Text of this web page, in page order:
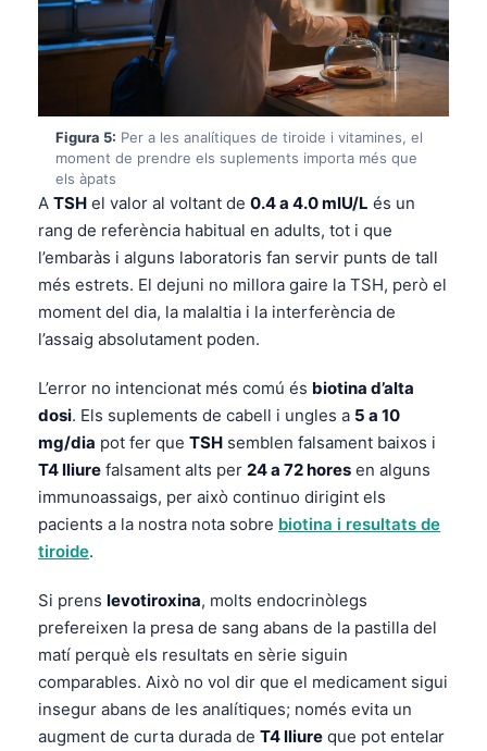
Figura 5: Per a les analítiques de tiroide i vitamines, el
moment de prendre els suplements importa més que
els àpats
A TSH el valor al voltant de 0.4 a 4.0 mIU/L és un
rang de referència habitual en adults, tot i que
l’embaràs i alguns laboratoris fan servir punts de tall
més estrets. El dejuni no millora gaire la TSH, però el
moment del dia, la malaltia i la interferència de
l’assaig absolutament poden.
L’error no intencionat més comú és biotina d’alta
dosi. Els suplements de cabell i ungles a 5 a 10
mg/dia pot fer que TSH semblen falsament baixos i
T4 lliure falsament alts per 24 a 72 hores en alguns
immunoassaigs, per això continuo dirigint els
pacients a la nostra nota sobre biotina i resultats de
tiroide.
Si prens levotiroxina, molts endocrinòlegs
prefereixen la presa de sang abans de la pastilla del
matí perquè els resultats en sèrie siguin
comparables. Això no vol dir que el medicament sigui
insegur abans de les analítiques; només evita un
augment de curta durada de T4 lliure que pot entelar
मराठी
తెలుగు
தமிழ்
ગુજરાતી
മലയാളം
Bahasa Melayu
Tiếng Việt
Tagalog
ភាសាខ្មែរ
Kiswahili
አማርኛ
Українська
O‘zbekcha
Қазақ тілі
Suomi
Hrvatski
Slovenčina